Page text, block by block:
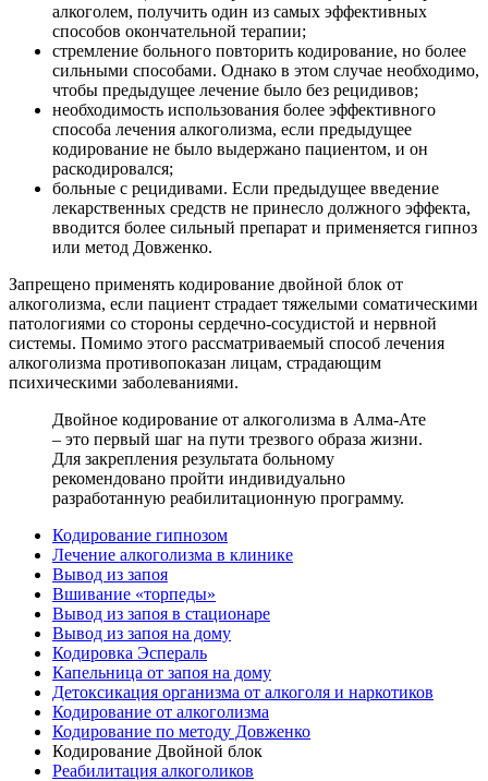
алкоголем, получить один из самых эффективных
способов окончательной терапии;
стремление больного повторить кодирование, но более
сильными способами. Однако в этом случае необходимо,
чтобы предыдущее лечение было без рецидивов;
необходимость использования более эффективного
способа лечения алкоголизма, если предыдущее
кодирование не было выдержано пациентом, и он
раскодировался;
больные с рецидивами. Если предыдущее введение
лекарственных средств не принесло должного эффекта,
вводится более сильный препарат и применяется гипноз
или метод Довженко.
Запрещено применять кодирование двойной блок от
алкоголизма, если пациент страдает тяжелыми соматическими
патологиями со стороны сердечно-сосудистой и нервной
системы. Помимо этого рассматриваемый способ лечения
алкоголизма противопоказан лицам, страдающим
психическими заболеваниями.
Двойное кодирование от алкоголизма в Алма-Ате
– это первый шаг на пути трезвого образа жизни.
Для закрепления результата больному
рекомендовано пройти индивидуально
разработанную реабилитационную программу.
Кодирование гипнозом
Лечение алкоголизма в клинике
Вывод из запоя
Вшивание «торпеды»
Вывод из запоя в стационаре
Вывод из запоя на дому
Кодировка Эспераль
Капельница от запоя на дому
Детоксикация организма от алкоголя и наркотиков
Кодирование от алкоголизма
Кодирование по методу Довженко
Кодирование Двойной блок
Реабилитация алкоголиков